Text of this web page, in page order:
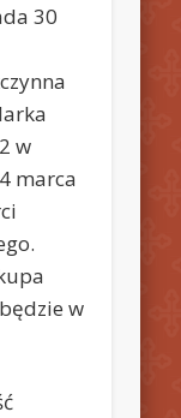
30
w
marca
w